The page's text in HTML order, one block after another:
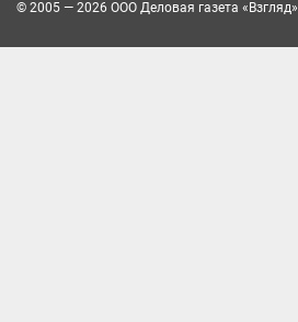
© 2005 — 2026 ООО Деловая газета «Взгляд»